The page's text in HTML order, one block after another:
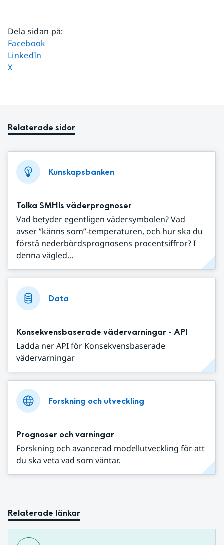
Dela sidan på:
Dela sidan på
Facebook
Dela sidan på
LinkedIn
Dela sidan på
X
Relaterade sidor
Kunskapsbanken
Tolka SMHIs väderprognoser
Vad betyder egentligen vädersymbolen? Vad
avser ”känns som”-temperaturen, och hur ska du
förstå nederbördsprognosens procentsiffror? I
denna vägled...
Data
Konsekvensbaserade vädervarningar - API
Ladda ner API för Konsekvensbaserade
vädervarningar
Forskning och utveckling
Prognoser och varningar
Forskning och avancerad modellutveckling för att
du ska veta vad som väntar.
Relaterade länkar